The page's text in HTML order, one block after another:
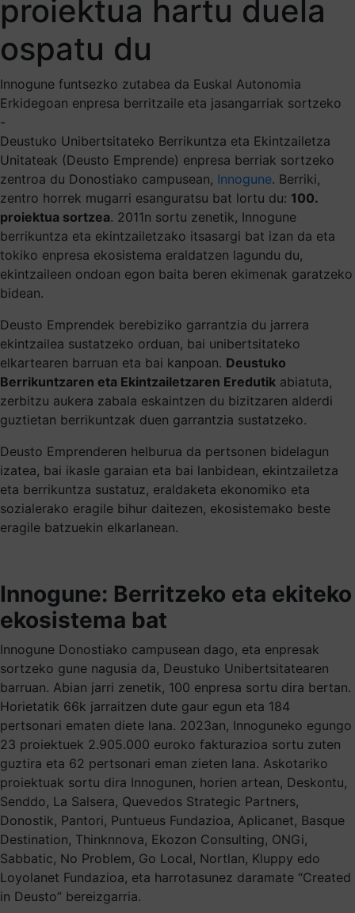
proiektua hartu duela
ospatu du
Innogune funtsezko zutabea da Euskal Autonomia
Erkidegoan enpresa berritzaile eta jasangarriak sortzeko
-
Deustuko Unibertsitateko Berrikuntza eta Ekintzailetza
Unitateak (Deusto Emprende) enpresa berriak sortzeko
zentroa du Donostiako campusean, Innogune. Berriki,
zentro horrek mugarri esanguratsu bat lortu du: 100.
proiektua sortzea. 2011n sortu zenetik, Innogune
berrikuntza eta ekintzailetzako itsasargi bat izan da eta
tokiko enpresa ekosistema eraldatzen lagundu du,
ekintzaileen ondoan egon baita beren ekimenak garatzeko
bidean.
Deusto Emprendek berebiziko garrantzia du jarrera
ekintzailea sustatzeko orduan, bai unibertsitateko
elkartearen barruan eta bai kanpoan. Deustuko
Berrikuntzaren eta Ekintzailetzaren Eredutik abiatuta,
zerbitzu aukera zabala eskaintzen du bizitzaren alderdi
guztietan berrikuntzak duen garrantzia sustatzeko.
Deusto Emprenderen helburua da pertsonen bidelagun
izatea, bai ikasle garaian eta bai lanbidean, ekintzailetza
eta berrikuntza sustatuz, eraldaketa ekonomiko eta
sozialerako eragile bihur daitezen, ekosistemako beste
eragile batzuekin elkarlanean.
Innogune: Berritzeko eta ekiteko
ekosistema bat
Innogune Donostiako campusean dago, eta enpresak
sortzeko gune nagusia da, Deustuko Unibertsitatearen
barruan. Abian jarri zenetik, 100 enpresa sortu dira bertan.
Horietatik 66k jarraitzen dute gaur egun eta 184
pertsonari ematen diete lana. 2023an, Innoguneko egungo
23 proiektuek 2.905.000 euroko fakturazioa sortu zuten
guztira eta 62 pertsonari eman zieten lana. Askotariko
proiektuak sortu dira Innogunen, horien artean, Deskontu,
Senddo, La Salsera, Quevedos Strategic Partners,
Donostik, Pantori, Puntueus Fundazioa, Aplicanet, Basque
Destination, Thinknnova, Ekozon Consulting, ONGi,
Sabbatic, No Problem, Go Local, Nortlan, Kluppy edo
Loyolanet Fundazioa, eta harrotasunez daramate “Created
in Deusto” bereizgarria.